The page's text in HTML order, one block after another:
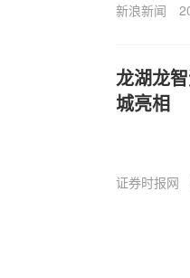
新浪新闻
龙湖龙
城亮相
证券时报网